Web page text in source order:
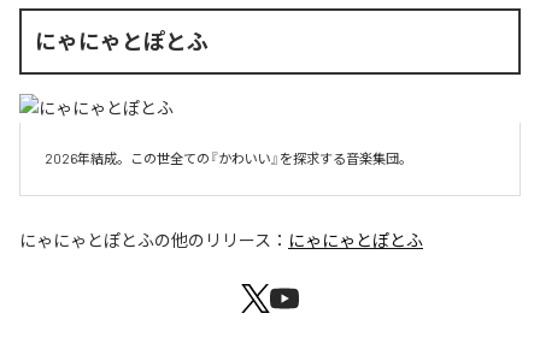
にゃにゃとぽとふ
2026年結成。この世全ての『かわいい』を探求する音楽集団。
にゃにゃとぽとふの他のリリース： にゃにゃとぽとふ